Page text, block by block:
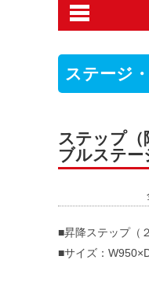
ステージ
ステップ
ブルステー
■昇降ステップ（
■サイズ：